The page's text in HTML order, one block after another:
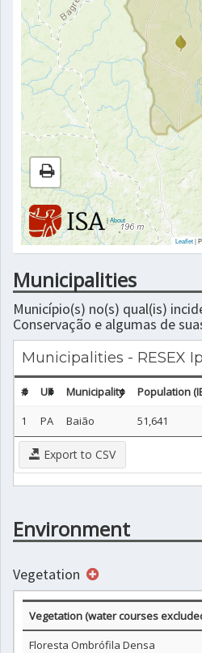
|About
Leaflet|
Municipalities
Município(s) no(s) qual(is)
Conservação e algumas de
Municipalities - RESEX
# UF Municipality Population
1
PA Baião 51,641
Export to CSV
Environment
Vegetation
Vegetation (water courses
Floresta Ombrófila Densa